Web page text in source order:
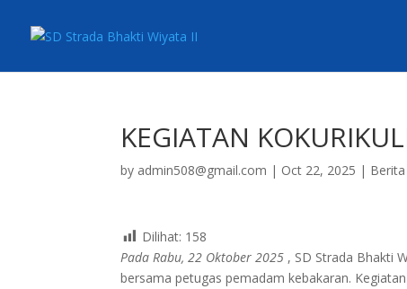
KEGIATAN
by admin508@gmail.com | Oct 22, 2025 | Berita
Dilihat: 158
Pada Rabu, 22 Oktober 2025 , SD Strada Bhakti
bersama petugas pemadam kebakaran.